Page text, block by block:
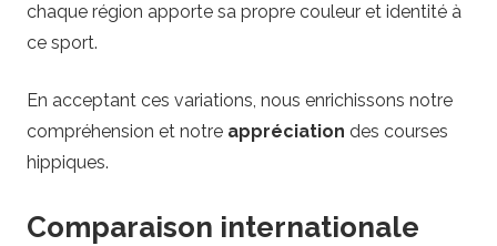
chaque région apporte sa propre couleur et identité à
ce sport.
En acceptant ces variations, nous enrichissons notre
compréhension et notre appréciation des courses
hippiques.
Comparaison internationale